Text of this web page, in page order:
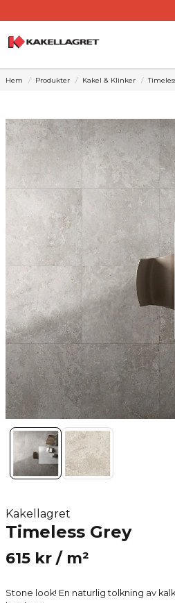
Hem Produkter Kakel & Klinker
Kakellagret
Timeless Grey
615 kr / m²
Stone look! En naturlig tolkning av